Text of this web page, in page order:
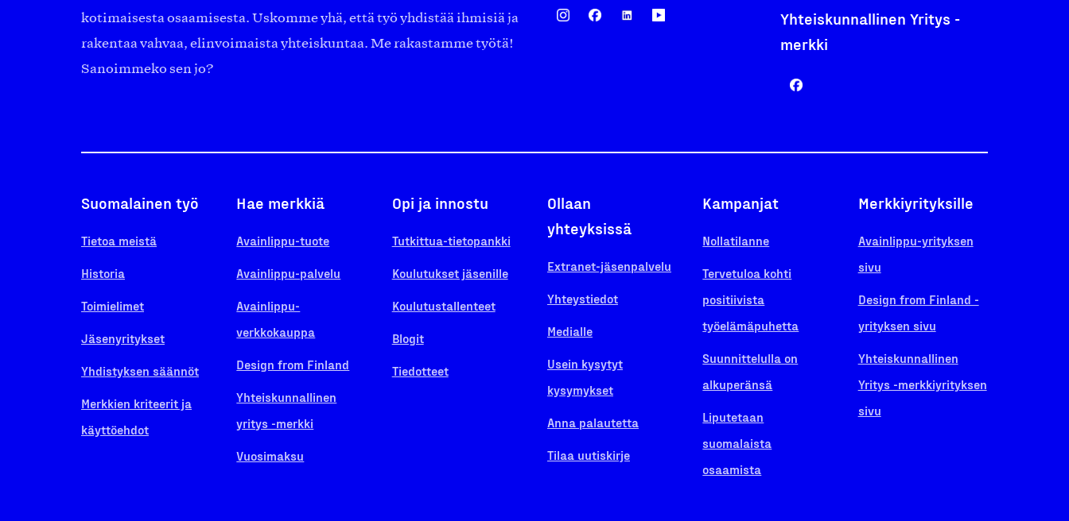
kotimaisesta osaamisesta. Uskomme yhä, että työ yhdistää ihmisiä ja
rakentaa vahvaa, elinvoimaista yhteiskuntaa. Me rakastamme työtä!
Sanoimmeko sen jo?
Yhteiskunnallinen Yritys -
merkki
Suomalainen työ
Tietoa meistä
Historia
Toimielimet
Jäsenyritykset
Yhdistyksen säännöt
Merkkien kriteerit ja
käyttöehdot
Hae merkkiä
Avainlippu-tuote
Avainlippu-palvelu
Avainlippu-
verkkokauppa
Design from Finland
Yhteiskunnallinen
yritys -merkki
Vuosimaksu
Opi ja innostu
Tutkittua-tietopankki
Koulutukset jäsenille
Koulutustallenteet
Blogit
Tiedotteet
Ollaan
yhteyksissä
Extranet-jäsenpalvelu
Yhteystiedot
Medialle
Usein kysytyt
kysymykset
Anna palautetta
Tilaa uutiskirje
Kampanjat
Nollatilanne
Tervetuloa kohti
positiivista
työelämäpuhetta
Suunnittelulla on
alkuperänsä
Liputetaan
suomalaista
osaamista
Merkkiyrityksille
Avainlippu-yrityksen
sivu
Design from Finland -
yrityksen sivu
Yhteiskunnallinen
Yritys -merkkiyrityksen
sivu